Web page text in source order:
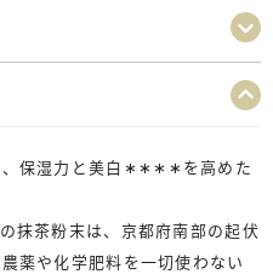
保湿力と美白 ∗∗∗∗ を高めた
抹茶粉末は、京都府南部の起伏
薬や化学肥料を一切使わない